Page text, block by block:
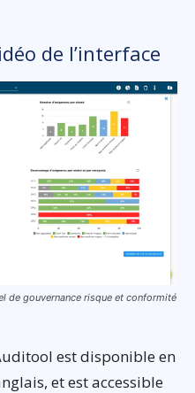
de l’interface
de gouvernance risque et conformité
est disponible en
et est accessible